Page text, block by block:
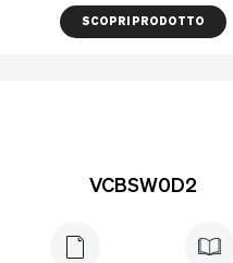
SCOPRI PRODOTTO
VCBSW0D2